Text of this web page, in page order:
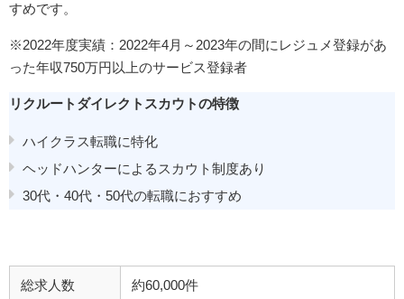
すめです。
※2022年度実績：2022年4月～2023年の間にレジュメ登録があ
った年収750万円以上のサービス登録者
リクルートダイレクトスカウトの特徴
ハイクラス転職に特化
ヘッドハンターによるスカウト制度あり
30代・40代・50代の転職におすすめ
総求人数 約60,000件